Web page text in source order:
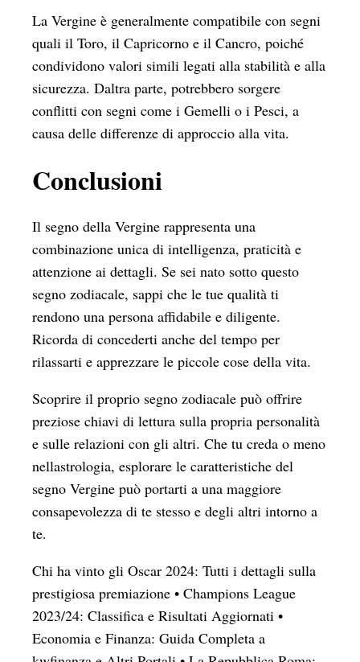
La Vergine è generalmente compatibile con segni
quali il Toro, il Capricorno e il Cancro, poiché
condividono valori simili legati alla stabilità e alla
sicurezza. Daltra parte, potrebbero sorgere
conflitti con segni come i Gemelli o i Pesci, a
causa delle differenze di approccio alla vita.
Conclusioni
Il segno della Vergine rappresenta una
combinazione unica di intelligenza, praticità e
attenzione ai dettagli. Se sei nato sotto questo
segno zodiacale, sappi che le tue qualità ti
rendono una persona affidabile e diligente.
Ricorda di concederti anche del tempo per
rilassarti e apprezzare le piccole cose della vita.
Scoprire il proprio segno zodiacale può offrire
preziose chiavi di lettura sulla propria personalità
e sulle relazioni con gli altri. Che tu creda o meno
nellastrologia, esplorare le caratteristiche del
segno Vergine può portarti a una maggiore
consapevolezza di te stesso e degli altri intorno a
te.
Chi ha vinto gli Oscar 2024: Tutti i dettagli sulla
prestigiosa premiazione • Champions League
2023/24: Classifica e Risultati Aggiornati •
Economia e Finanza: Guida Completa a